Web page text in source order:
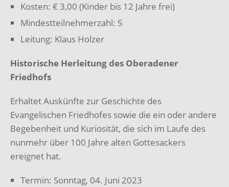
Kosten: € 3,00 (Kinder bis 12 Jahre frei)
Mindestteilnehmerzahl: 5
Leitung: Klaus Holzer
Historische Herleitung des Oberadener
Friedhofs
Erhaltet Auskünfte zur Geschichte des
Evangelischen Friedhofes sowie die ein oder andere
Begebenheit und Kuriosität, die sich im Laufe des
nunmehr über 100 Jahre alten Gottesackers
ereignet hat.
Termin: Sonntag, 04. Juni 2023